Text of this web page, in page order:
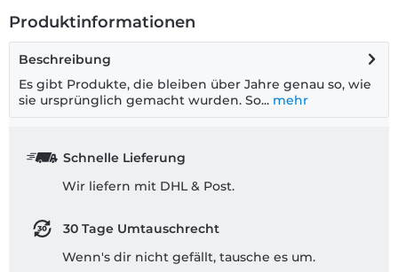
Produktinformationen
Beschreibung
Es gibt Produkte, die bleiben über Jahre genau so, wie
sie ursprünglich gemacht wurden. So... mehr
Schnelle Lieferung
Wir liefern mit DHL & Post.
30 Tage Umtauschrecht
Wenn's dir nicht gefällt, tausche es um.